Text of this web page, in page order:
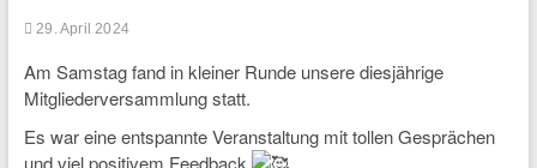
29. April 2024
Am Samstag fand in kleiner Runde unsere diesjährige
Mitgliederversammlung statt.
Es war eine entspannte Veranstaltung mit tollen Gesprächen
und viel positivem Feedback